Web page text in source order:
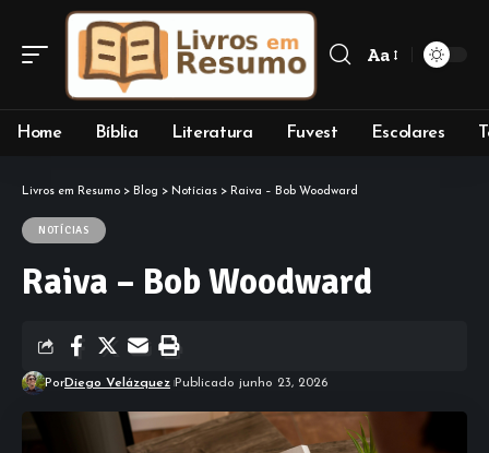
Aa
Home Bíblia Literatura Fuvest Escolares
Livros em Resumo > Blog > Notícias > Raiva – Bob Woodward
NOTÍCIAS
Raiva – Bob Woodward
PorDiego Velázquez Publicado junho 23, 2026